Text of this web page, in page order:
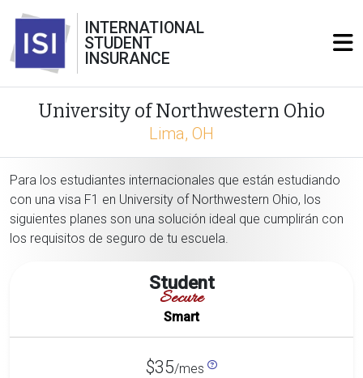
INTERNATIONAL
STUDENT
INSURANCE
University of Northwestern Ohio
Lima, OH
Para los estudiantes internacionales que están estudiando
con una visa F1 en University of Northwestern Ohio, los
siguientes planes son una solución ideal que cumplirán con
los requisitos de seguro de tu escuela.
Student
Secure
Smart
$35/mes